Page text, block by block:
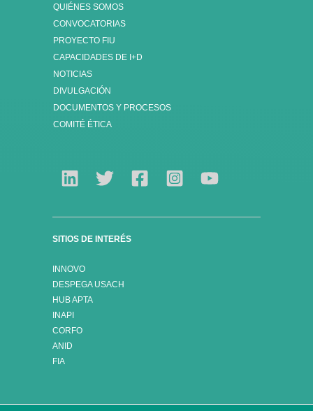
QUIÉNES SOMOS
CONVOCATORIAS
PROYECTO FIU
CAPACIDADES DE I+D
NOTICIAS
DIVULGACIÓN
DOCUMENTOS Y PROCESOS
COMITÉ ÉTICA
SITIOS DE INTERÉS
INNOVO
DESPEGA USACH
HUB APTA
INAPI
CORFO
ANID
FIA